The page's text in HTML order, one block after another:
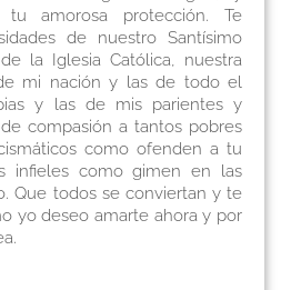
tu amorosa protección. Te
de nuestro Santísimo
la Iglesia Católica, nuestra
mi nación y las de todo el
y las de mis parientes y
compasión a tantos pobres
como ofenden a tu
infieles como gimen en las
Que todos se conviertan y te
yo deseo amarte ahora y por